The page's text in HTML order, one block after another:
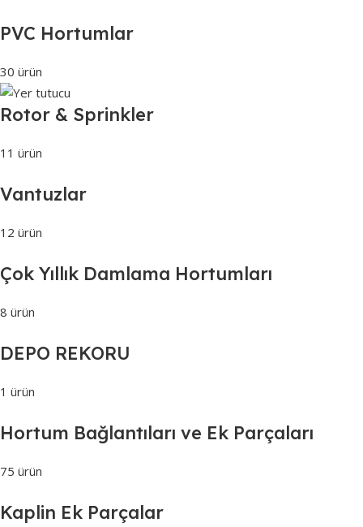
PVC Hortumlar
30 ürün
Rotor & Sprinkler
11 ürün
Vantuzlar
12 ürün
Çok Yıllık Damlama Hortumları
8 ürün
DEPO REKORU
1 ürün
Hortum Bağlantıları ve Ek Parçaları
75 ürün
Kaplin Ek Parçalar